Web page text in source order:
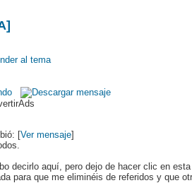
[Ver mensaje]
decirlo aquí, pero dejo de hacer clic en esta
para que me eliminéis de referidos y que